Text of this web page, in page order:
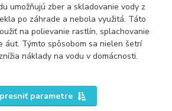
umožňujú zber a skladovanie vody z
po záhrade a nebola využitá. Táto
na polievanie rastlín, splachovanie
áut. Týmto spôsobom sa nielen šetrí
náklady na vodu v domácnosti.
parametre